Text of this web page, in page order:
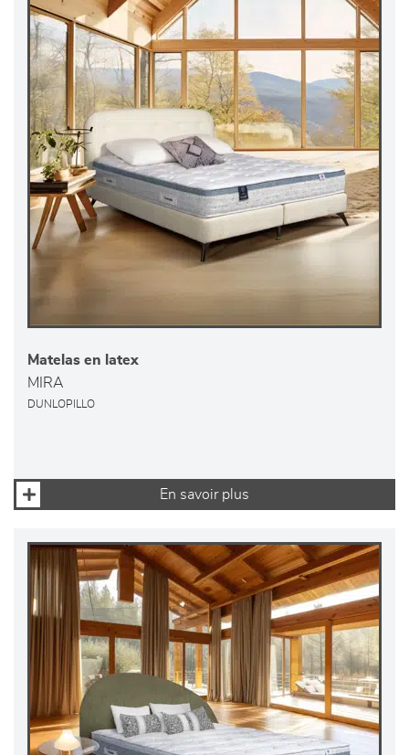
Matelas en latex
MIRA
DUNLOPILLO
En savoir plus